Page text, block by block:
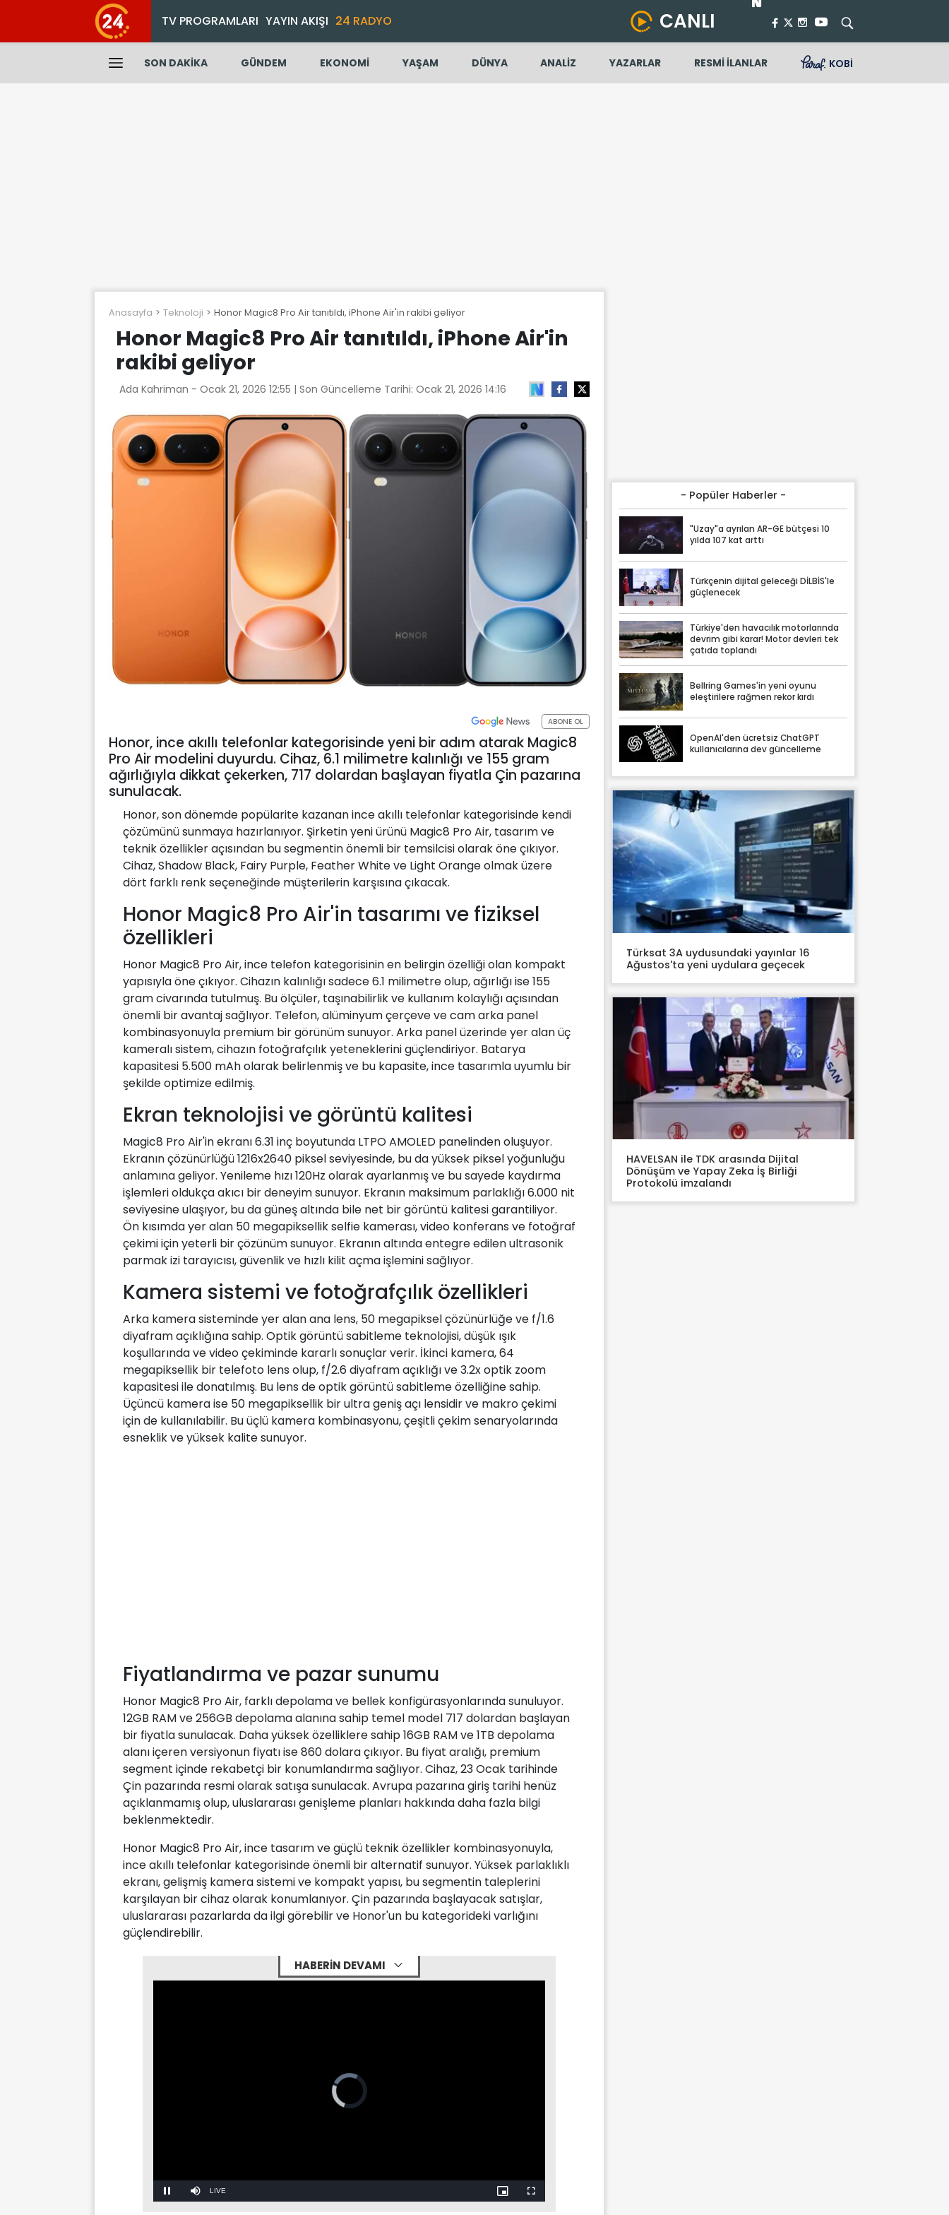
TV PROGRAMLARI YAYIN AKIŞI 24 RADYO CANLI
SON DAKİKA GÜNDEM EKONOMİ YAŞAM DÜNYA ANALİZ YAZARLAR RESMİ İLANLAR KOBİ
Anasayfa Teknoloji Honor Magic8 Pro Air tanıtıldı, iPhone Air'in rakibi geliyor
Honor Magic8 Pro Air tanıtıldı, iPhone Air'in
rakibi geliyor
Ada Kahriman - Ocak 21, 2026 12:55 | Son Güncelleme Tarihi: Ocak 21, 2026 14:16
ABONE OL
Honor, ince akıllı telefonlar kategorisinde yeni bir adım atarak Magic8
Pro Air modelini duyurdu. Cihaz, 6.1 milimetre kalınlığı ve 155 gram
ağırlığıyla dikkat çekerken, 717 dolardan başlayan fiyatla Çin pazarına
sunulacak.
Honor, son dönemde popülarite kazanan ince akıllı telefonlar kategorisinde kendi
çözümünü sunmaya hazırlanıyor. Şirketin yeni ürünü Magic8 Pro Air, tasarım ve
teknik özellikler açısından bu segmentin önemli bir temsilcisi olarak öne çıkıyor.
Cihaz, Shadow Black, Fairy Purple, Feather White ve Light Orange olmak üzere
dört farklı renk seçeneğinde müşterilerin karşısına çıkacak.
Honor Magic8 Pro Air'in tasarımı ve fiziksel
özellikleri
Honor Magic8 Pro Air, ince telefon kategorisinin en belirgin özelliği olan kompakt
yapısıyla öne çıkıyor. Cihazın kalınlığı sadece 6.1 milimetre olup, ağırlığı ise 155
gram civarında tutulmuş. Bu ölçüler, taşınabilirlik ve kullanım kolaylığı açısından
önemli bir avantaj sağlıyor. Telefon, alüminyum çerçeve ve cam arka panel
kombinasyonuyla premium bir görünüm sunuyor. Arka panel üzerinde yer alan üç
kameralı sistem, cihazın fotoğrafçılık yeteneklerini güçlendiriyor. Batarya
kapasitesi 5.500 mAh olarak belirlenmiş ve bu kapasite, ince tasarımla uyumlu bir
şekilde optimize edilmiş.
Ekran teknolojisi ve görüntü kalitesi
Magic8 Pro Air'in ekranı 6.31 inç boyutunda LTPO AMOLED panelinden oluşuyor.
Ekranın çözünürlüğü 1216x2640 piksel seviyesinde, bu da yüksek piksel yoğunluğu
anlamına geliyor. Yenileme hızı 120Hz olarak ayarlanmış ve bu sayede kaydırma
işlemleri oldukça akıcı bir deneyim sunuyor. Ekranın maksimum parlaklığı 6.000 nit
seviyesine ulaşıyor, bu da güneş altında bile net bir görüntü kalitesi garantiliyor.
Ön kısımda yer alan 50 megapiksellik selfie kamerası, video konferans ve fotoğraf
çekimi için yeterli bir çözünüm sunuyor. Ekranın altında entegre edilen ultrasonik
parmak izi tarayıcısı, güvenlik ve hızlı kilit açma işlemini sağlıyor.
Kamera sistemi ve fotoğrafçılık özellikleri
Arka kamera sisteminde yer alan ana lens, 50 megapiksel çözünürlüğe ve f/1.6
diyafram açıklığına sahip. Optik görüntü sabitleme teknolojisi, düşük ışık
koşullarında ve video çekiminde kararlı sonuçlar verir. İkinci kamera, 64
megapiksellik bir telefoto lens olup, f/2.6 diyafram açıklığı ve 3.2x optik zoom
kapasitesi ile donatılmış. Bu lens de optik görüntü sabitleme özelliğine sahip.
Üçüncü kamera ise 50 megapiksellik bir ultra geniş açı lensidir ve makro çekimi
için de kullanılabilir. Bu üçlü kamera kombinasyonu, çeşitli çekim senaryolarında
esneklik ve yüksek kalite sunuyor.
Fiyatlandırma ve pazar sunumu
Honor Magic8 Pro Air, farklı depolama ve bellek konfigürasyonlarında sunuluyor.
12GB RAM ve 256GB depolama alanına sahip temel model 717 dolardan başlayan
bir fiyatla sunulacak. Daha yüksek özelliklere sahip 16GB RAM ve 1TB depolama
alanı içeren versiyonun fiyatı ise 860 dolara çıkıyor. Bu fiyat aralığı, premium
segment içinde rekabetçi bir konumlandırma sağlıyor. Cihaz, 23 Ocak tarihinde
Çin pazarında resmi olarak satışa sunulacak. Avrupa pazarına giriş tarihi henüz
açıklanmamış olup, uluslararası genişleme planları hakkında daha fazla bilgi
beklenmektedir.
Honor Magic8 Pro Air, ince tasarım ve güçlü teknik özellikler kombinasyonuyla,
ince akıllı telefonlar kategorisinde önemli bir alternatif sunuyor. Yüksek parlaklıklı
ekranı, gelişmiş kamera sistemi ve kompakt yapısı, bu segmentin taleplerini
karşılayan bir cihaz olarak konumlanıyor. Çin pazarında başlayacak satışlar,
uluslararası pazarlarda da ilgi görebilir ve Honor'un bu kategorideki varlığını
güçlendirebilir.
HABERİN DEVAMI
Pause Mute Stream
LIVE
Picture-
in-
Fullscreen
- Popüler Haberler -
"Uzay"a ayrılan AR-GE bütçesi 10
yılda 107 kat arttı
Türkçenin dijital geleceği DİLBİS'le
güçlenecek
Türkiye'den havacılık motorlarında
devrim gibi karar! Motor devleri tek
çatıda toplandı
Bellring Games'in yeni oyunu
eleştirilere rağmen rekor kırdı
OpenAI'den ücretsiz ChatGPT
kullanıcılarına dev güncelleme
Türksat 3A uydusundaki yayınlar 16
Ağustos'ta yeni uydulara geçecek
HAVELSAN ile TDK arasında Dijital
Dönüşüm ve Yapay Zeka İş Birliği
Protokolü imzalandı